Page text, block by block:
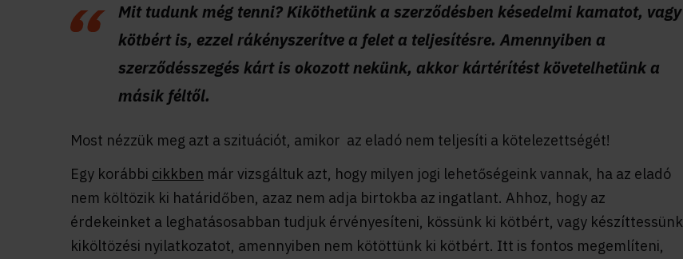
Mit tudunk még tenni? Kiköthetünk a szerződésben késedelmi kamatot, vagy
kötbért is, ezzel rákényszerítve a felet a teljesítésre. Amennyiben a
szerződésszegés kárt is okozott nekünk, akkor kártérítést követelhetünk a
másik féltől.
Most nézzük meg azt a szituációt, amikor az eladó nem teljesíti a kötelezettségét!
Egy korábbi cikkben már vizsgáltuk azt, hogy milyen jogi lehetőségeink vannak, ha az eladó
nem költözik ki határidőben, azaz nem adja birtokba az ingatlant. Ahhoz, hogy az
érdekeinket a leghatásosabban tudjuk érvényesíteni, kössünk ki kötbért, vagy készíttessünk
kiköltözési nyilatkozatot, amennyiben nem kötöttünk ki kötbért. Itt is fontos megemlíteni,